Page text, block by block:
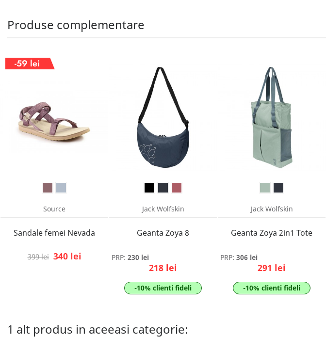
Produse complementare
-59 lei
Source
Sandale femei Nevada
399 lei 340 lei
Jack Wolfskin
Geanta Zoya 8
PRP: 230 lei
218 lei
-10% clienti fideli
Jack Wolfskin
Geanta Zoya 2in1 Tote
PRP: 306 lei
291 lei
-10% clienti fideli
1 alt produs in aceeasi categorie: